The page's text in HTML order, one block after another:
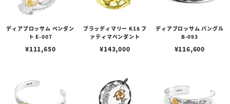
ディアブロッサム ペンダン
ト E-007
¥111,650
ブラッディマリー K18 フ
ァティマペンダント
¥143,000
ディアブロッサム バングル
B-093
¥116,600